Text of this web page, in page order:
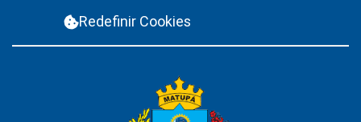
Redefinir Cookies